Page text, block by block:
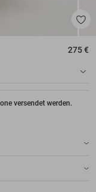
275 €
versendet werden.